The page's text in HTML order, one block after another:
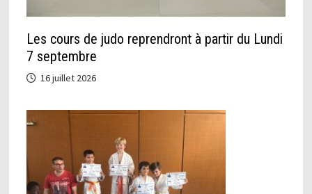
Les cours de judo reprendront à partir du Lundi
7 septembre
16 juillet 2026